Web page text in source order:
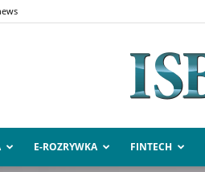
E-ROZRYWKA FINTECH